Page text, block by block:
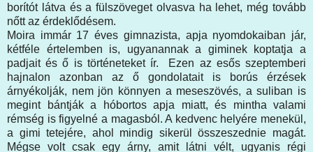
borítót látva és a fülszöveget olvasva ha lehet, még tovább
nőtt az érdeklődésem.
Moira immár 17 éves gimnazista, apja nyomdokaiban jár,
kétféle értelemben is, ugyanannak a giminek koptatja a
padjait és ő is történeteket ír. Ezen az esős szeptemberi
hajnalon azonban az ő gondolatait is borús érzések
árnyékolják, nem jön könnyen a meseszövés, a suliban is
megint bántják a hóbortos apja miatt, és mintha valami
rémség is figyelné a magasból. A kedvenc helyére menekül,
a gimi tetejére, ahol mindig sikerül összeszednie magát.
Mégse volt csak egy árny, amit látni vélt, ugyanis régi